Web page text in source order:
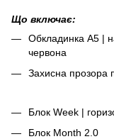
Що включає:
Обкладинка А5 |
червона
Захисна прозора
Блок Week |
Блок Month 2.0